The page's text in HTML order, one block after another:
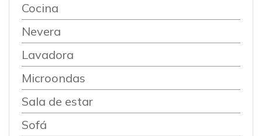
Cocina
Nevera
Lavadora
Microondas
Sala de estar
Sofá